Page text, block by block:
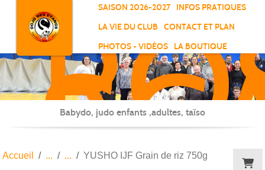
SAISON 2026-2027
INFOS PRATIQUES
LA VIE DU CLUB
CONTACT ET PLAN
PHOTOS - VIDÉOS
LA BOUTIQUE
-
Babydo, judo enfants ,adultes, taïso
Accueil YUSHO IJF Grain de riz 750g
Panneau de gestion des cookies